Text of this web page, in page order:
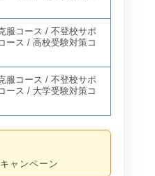
服コース /不登校サポ
ース /高校受験対策コ
服コース /不登校サポ
ース /大学受験対策コ
ャンペーン